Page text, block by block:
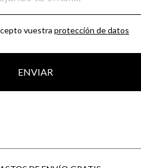
vuestra protección de datos
ENVIAR